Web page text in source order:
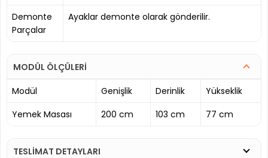
Demonte
Parçalar
Ayaklar demonte olarak gönderilir.
MODÜL ÖLÇÜLERİ
Modül
Genişlik Derinlik
Yükseklik
Yemek Masası
200 cm 103 cm 77 cm
TESLİMAT DETAYLARI